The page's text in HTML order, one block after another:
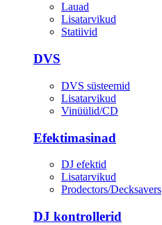
Lauad
Lisatarvikud
Statiivid
DVS
DVS süsteemid
Lisatarvikud
Vinüülid/CD
Efektimasinad
DJ efektid
Lisatarvikud
Prodectors/Decksavers
DJ kontrollerid